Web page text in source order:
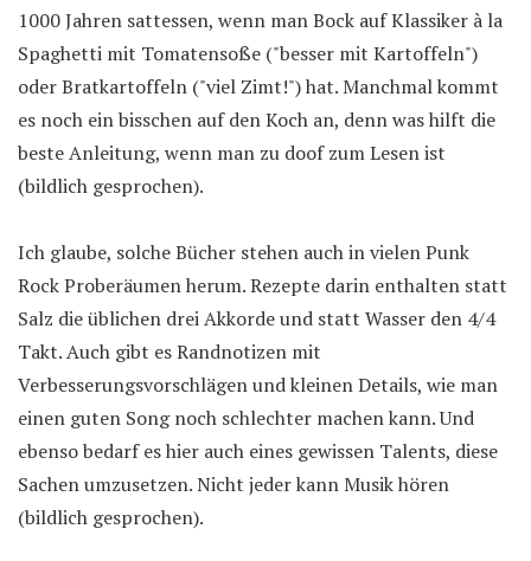
1000 Jahren sattessen, wenn man Bock auf Klassiker à la
Spaghetti mit Tomatensoße ("besser mit Kartoffeln")
oder Bratkartoffeln ("viel Zimt!") hat. Manchmal kommt
es noch ein bisschen auf den Koch an, denn was hilft die
beste Anleitung, wenn man zu doof zum Lesen ist
(bildlich gesprochen).
Ich glaube, solche Bücher stehen auch in vielen Punk
Rock Proberäumen herum. Rezepte darin enthalten statt
Salz die üblichen drei Akkorde und statt Wasser den 4/4
Takt. Auch gibt es Randnotizen mit
Verbesserungsvorschlägen und kleinen Details, wie man
einen guten Song noch schlechter machen kann. Und
ebenso bedarf es hier auch eines gewissen Talents, diese
Sachen umzusetzen. Nicht jeder kann Musik hören
(bildlich gesprochen).